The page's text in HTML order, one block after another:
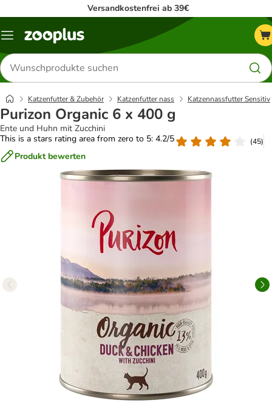
Versandkostenfrei ab 39€
Menü
Produkte
suchen
Katzenfutter & Zubehör Katzenfutter nass Katzennassfutter Sensitiv
Purizon Organic 6 x 400 g
Ente und Huhn mit Zucchini
This is a stars rating area from zero to 5: 4.2/5
(45)
Produkt bewerten